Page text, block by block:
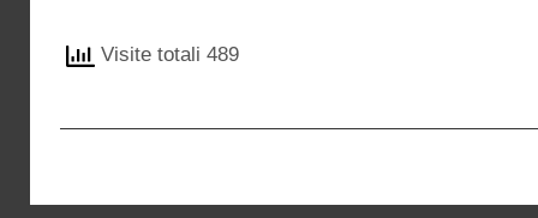
Visite totali 489